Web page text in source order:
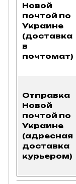
Новой
почтой по
Украине
(доставка
в
почтомат)
Отправка
Новой
почтой по
Украине
(адресная
доставка
курьером)